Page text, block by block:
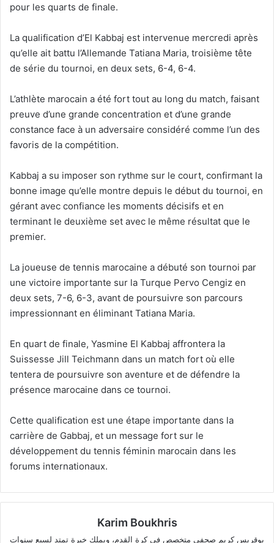
pour les quarts de finale.
La qualification d’El Kabbaj est intervenue mercredi après
qu’elle ait battu l’Allemande Tatiana Maria, troisième tête
de série du tournoi, en deux sets, 6-4, 6-4.
L’athlète marocain a été fort tout au long du match, faisant
preuve d’une grande concentration et d’une grande
constance face à un adversaire considéré comme l’un des
favoris de la compétition.
Kabbaj a su imposer son rythme sur le court, confirmant la
bonne image qu’elle montre depuis le début du tournoi, en
gérant avec confiance les moments décisifs et en
terminant le deuxième set avec le même résultat que le
premier.
La joueuse de tennis marocaine a débuté son tournoi par
une victoire importante sur la Turque Pervo Cengiz en
deux sets, 7-6, 6-3, avant de poursuivre son parcours
impressionnant en éliminant Tatiana Maria.
En quart de finale, Yasmine El Kabbaj affrontera la
Suissesse Jill Teichmann dans un match fort où elle
tentera de poursuivre son aventure et de défendre la
présence marocaine dans ce tournoi.
Cette qualification est une étape importante dans la
carrière de Gabbaj, et un message fort sur le
développement du tennis féminin marocain dans les
forums internationaux.
Karim Boukhris
بوقريس كريم صحفي متخصص في كرة القدم، ويملك خبرة تمتد لسبع سنوات